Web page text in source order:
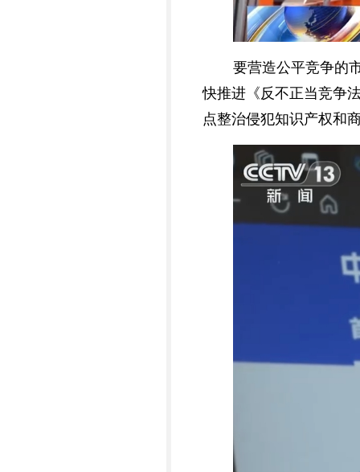
要营造公平竞争的
快推进《反不正当竞争
点整治侵犯知识产权和